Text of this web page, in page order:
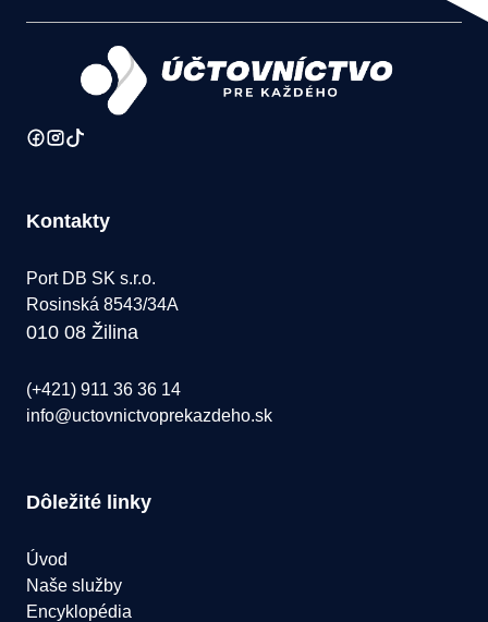
Kontakty
Port DB SK s.r.o.
Rosinská 8543/34A
010 08 Žilina
(+421) 911 36 36 14
info@uctovnictvoprekazdeho.sk
Dôležité linky
Úvod
Naše služby
Encyklopédia